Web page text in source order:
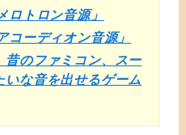
ロトロン音源」
コーディオン音源」
昔のファミコン、スー
いな音を出せるゲーム